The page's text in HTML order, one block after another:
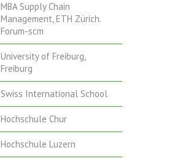
MBA Supply Chain
Management, ETH Zürich.
Forum-scm
University of Freiburg,
Freiburg
Swiss International School
Hochschule Chur
Hochschule Luzern